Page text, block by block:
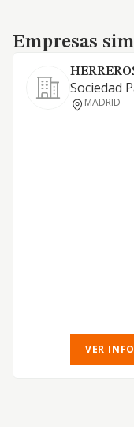
Empresas similares
Empresas
Sociedad
MADRID
VER